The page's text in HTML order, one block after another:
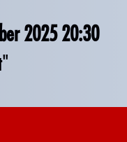
202520:30